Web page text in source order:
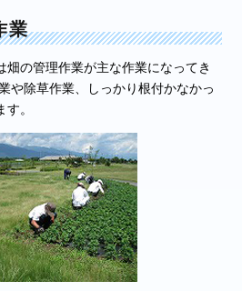
業
の管理作業が主な作業になってき
や除草作業、しっかり根付かなかっ
。